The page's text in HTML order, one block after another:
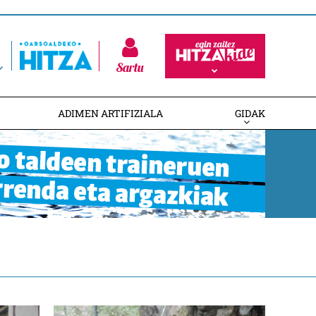
Sartu
ADIMEN ARTIFIZIALA GIDAK